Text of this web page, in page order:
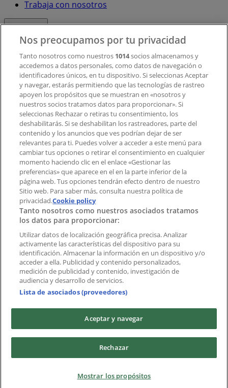
Trabaja con nosotros
Contacto comercial y de marketing
Tienda mal colocada en el mapa
Notificar un folleto
¿Encontraste un problema en la web o en la
aplicación?
Índices
Marcas
Marcas locales
Negocios
Negocios cercanos
Productos
Productos locales
Ciudades
Descargar la APP Tiendeo
Copyright © Tiendeo ® 2026 · Shopfully Marketing S.L.U. –
Términos y condicionesPolítica de privacidad
Nos preocupamos por tu privacidad
Tanto nosotros como nuestros 1014socios almacenamos y
accedemos a datos personales, como datos de navegación o
identificadores únicos, en tu dispositivo. Si seleccionas Aceptar
y navegar, estarás permitiendo que las tecnologías de rastreo
apoyen los propósitos que se muestran en «nosotros y
nuestros socios tratamos datos para proporcionar». Si
seleccionas Rechazar o retiras tu consentimiento, los
deshabilitarás. Si se deshabilitan los rastreadores, parte del
contenido y los anuncios que ves podrían dejar de ser
relevantes para ti. Puedes volver a acceder a este menú para
cambiar tus opciones o retirar el consentimiento en cualquier
momento haciendo clic en el enlace «Gestionar las
preferencias» que aparece en el en la parte inferior de la
página web. Tus opciones tendrán efecto dentro de nuestro
Sitio web. Para saber más, consulta nuestra política de
privacidad.Cookie policy
Tanto nosotros como nuestros asociados tratamos
los datos para proporcionar:
Utilizar datos de localización geográfica precisa. Analizar
activamente las características del dispositivo para su
identificación. Almacenar la información en un dispositivo y/o
acceder a ella. Publicidad y contenido personalizados,
medición de publicidad y contenido, investigación de
audiencia y desarrollo de servicios.
Lista de asociados (proveedores)
Aceptar y navegar
Rechazar
Mostrar los propósitos